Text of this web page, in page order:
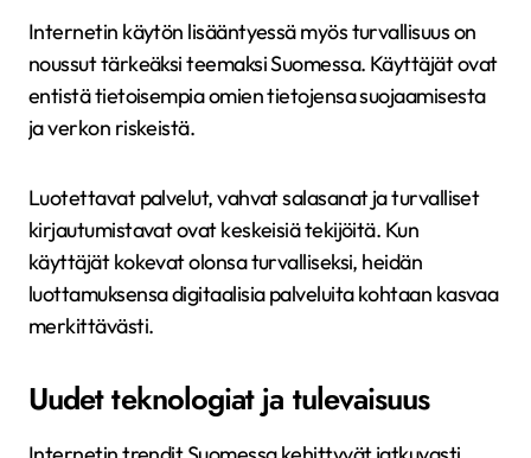
Internetin käytön lisääntyessä myös turvallisuus on
noussut tärkeäksi teemaksi Suomessa. Käyttäjät ovat
entistä tietoisempia omien tietojensa suojaamisesta
ja verkon riskeistä.
Luotettavat palvelut, vahvat salasanat ja turvalliset
kirjautumistavat ovat keskeisiä tekijöitä. Kun
käyttäjät kokevat olonsa turvalliseksi, heidän
luottamuksensa digitaalisia palveluita kohtaan kasvaa
merkittävästi.
Uudet teknologiat ja tulevaisuus